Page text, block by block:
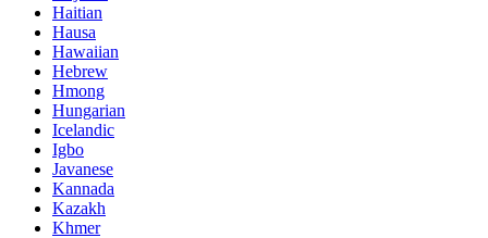
Haitian
Hausa
Hawaiian
Hebrew
Hmong
Hungarian
Icelandic
Igbo
Javanese
Kannada
Kazakh
Khmer